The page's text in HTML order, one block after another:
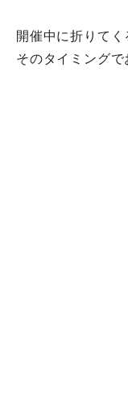
開催中に折りてく
そのタイミングで